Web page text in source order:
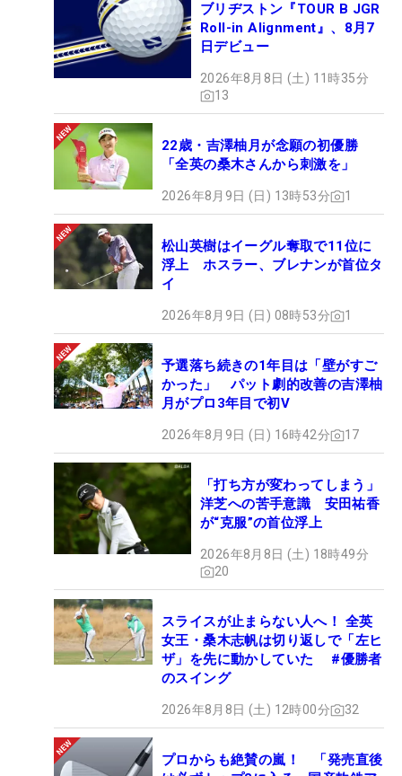
ブリヂストン『TOUR B JGR
Roll-in Alignment』、8月7
日デビュー
2026年8月8日 (土) 11時35分
13
22歳・吉澤柚月が念願の初優勝
「全英の桑木さんから刺激を」
2026年8月9日 (日) 13時53分 1
松山英樹はイーグル奪取で11位に
浮上 ホスラー、ブレナンが首位タ
イ
2026年8月9日 (日) 08時53分 1
予選落ち続きの1年目は「壁がすご
かった」 パット劇的改善の吉澤柚
月がプロ3年目で初V
2026年8月9日 (日) 16時42分 17
「打ち方が変わってしまう」
洋芝への苦手意識 安田祐香
が“克服”の首位浮上
2026年8月8日 (土) 18時49分
20
スライスが止まらない人へ！ 全英
女王・桑木志帆は切り返しで「左ヒ
ザ」を先に動かしていた #優勝者
のスイング
2026年8月8日 (土) 12時00分 32
プロからも絶賛の嵐！ 「発売直後